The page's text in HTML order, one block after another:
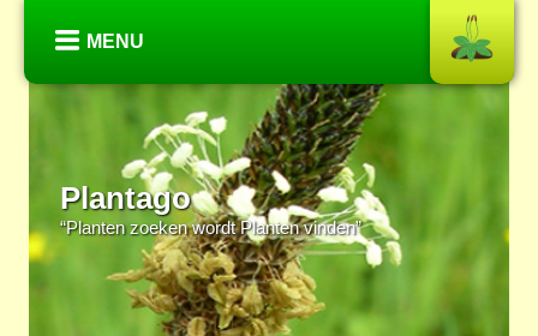
MENU
Plantago
“Planten zoeken wordt Planten vinden”